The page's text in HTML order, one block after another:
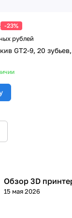
-23%
рублей
GT2-9, 20
3D принтеры
Обзор 3D
15 мая 2026